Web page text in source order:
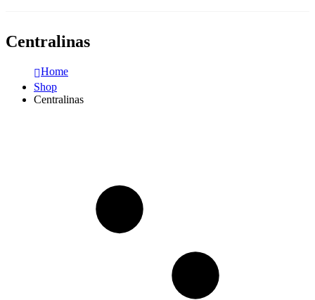
Centralinas
Home
Shop
Centralinas